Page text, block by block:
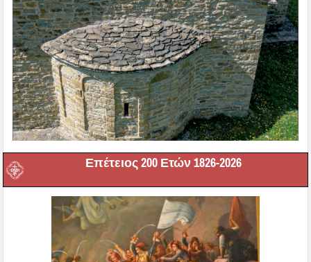
Επέτειος 200 Ετών 1826-2026